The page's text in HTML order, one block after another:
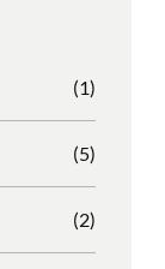
(1)
(5)
(2)